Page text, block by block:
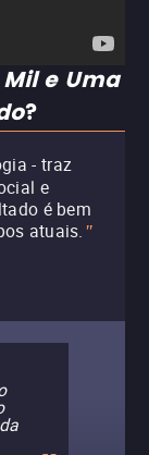
e Uma
?
- traz
e
é bem
atuais. "